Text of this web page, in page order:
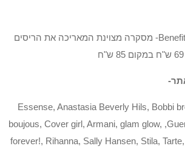
Benefit- roller lash mascara- מסקרה מצוינת המאריכה את הריסים
Essense, Anastasia Beverly Hils, Bobbi
boujous, Cover girl, Armani, glam glow,
forever!, Rihanna, Sally Hansen, Stila,